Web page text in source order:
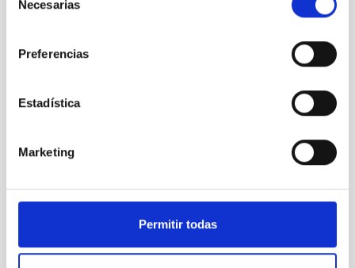
Necesarias
Preferencias
Estadística
Marketing
Permitir todas
100 Lunas cuadradas